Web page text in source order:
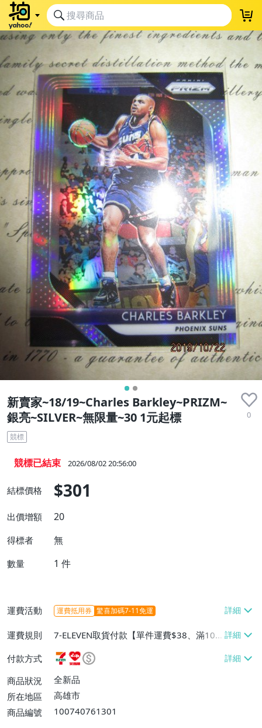
新賣家~18/19~Charles Barkley~PRIZM~
銀亮~SILVER~無限量~30 1元起標
0
競標
競標已結束 2026/08/02 20:56:00
結標價格 $301
出價增額 20
得標者 無
數量 1 件
運費活動 運費抵用券 驚喜加碼7-11免運
運費規則
7-ELEVEN取貨付款【單件運費$38、滿100
件或消費滿$1000000免運費】、7-ELEVEN
取貨不付款【單件運費$38】、萊爾富取貨
付款【單件運費$60、滿50件或消費滿$30
0000免運費】、郵局掛號【單件運費$50、
付款方式
商品狀況
全新品
所在地區
高雄市
商品編號
100740761301